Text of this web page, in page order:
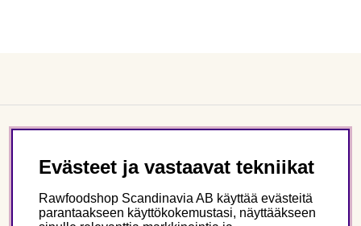
Evästeet ja vastaavat tekniikat
Rawfoodshop Scandinavia AB käyttää evästeitä
parantaakseen käyttökokemustasi, näyttääkseen